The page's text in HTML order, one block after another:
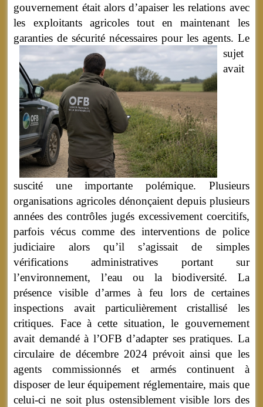
gouvernement était alors d’apaiser les relations avec
les exploitants agricoles tout en maintenant les
garanties de sécurité nécessaires pour les agents. Le
sujet
avait
suscité une importante polémique. Plusieurs
organisations agricoles dénonçaient depuis plusieurs
années des contrôles jugés excessivement coercitifs,
parfois vécus comme des interventions de police
judiciaire alors qu’il s’agissait de simples
vérifications administratives portant sur
l’environnement, l’eau ou la biodiversité. La
présence visible d’armes à feu lors de certaines
inspections avait particulièrement cristallisé les
critiques. Face à cette situation, le gouvernement
avait demandé à l’OFB d’adapter ses pratiques. La
circulaire de décembre 2024 prévoit ainsi que les
agents commissionnés et armés continuent à
disposer de leur équipement réglementaire, mais que
celui-ci ne soit plus ostensiblement visible lors des